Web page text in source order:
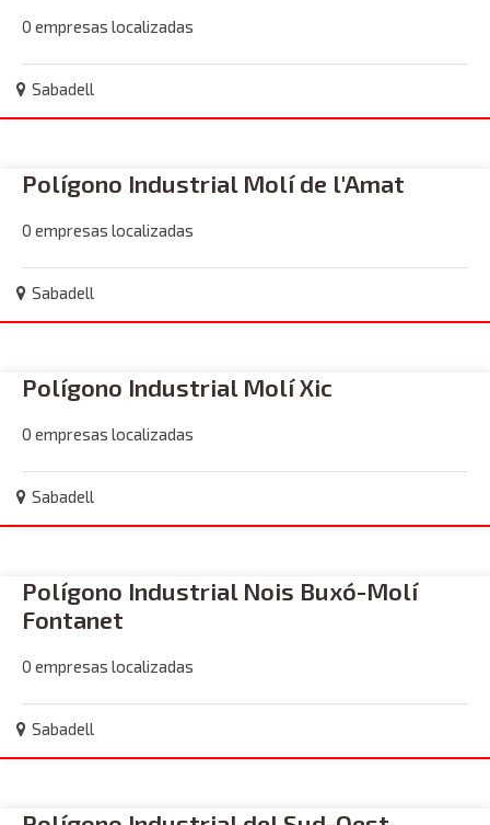
0 empresas localizadas
Sabadell
Polígono Industrial Molí de l'Amat
0 empresas localizadas
Sabadell
Polígono Industrial Molí Xic
0 empresas localizadas
Sabadell
Polígono Industrial Nois Buxó-Molí
Fontanet
0 empresas localizadas
Sabadell